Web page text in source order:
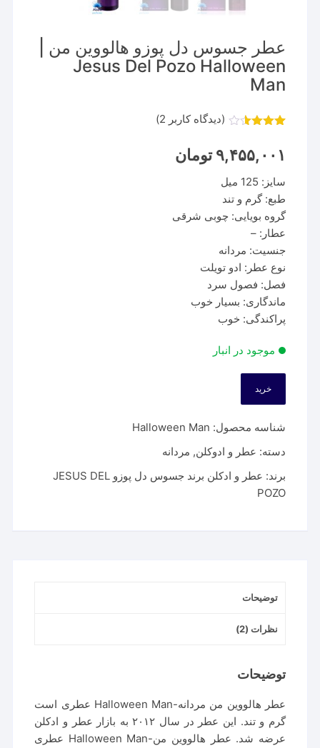
عطر جسوس دل پوزو هالووین من |
Jesus Del Pozo Halloween
Man
5 امتیاز
(دیدگاه کاربر 2
)
۹,۴۵۵,۰۰۱ تومان
سایز: 125 میل
طبع: گرم و تند
گروه بویایی: چوبی شرقی
عطار: –
جنسیت: مردانه
نوع عطر: ادو تویلت
فصل: فصول سرد
ماندگاری: بسیار خوب
پراکندگی: خوب
موجود در انبار
دل
پوزو
من
|
عدد
خرید
شناسه محصول: Halloween Man
دسته: عطر و ادوکلن, مردانه
برند:
عطر و ادکلن برند جسوس دل پوزو JESUS DEL
POZO
توضیحات
نظرات (2)
توضیحات
عطر هالووین من مردانه-Halloween Man عطری است
گرم و تند. این عطر در سال ۲۰۱۲ به بازار عطر و ادکلن
عرضه شد. عطر هالووین من-Halloween Man عطری